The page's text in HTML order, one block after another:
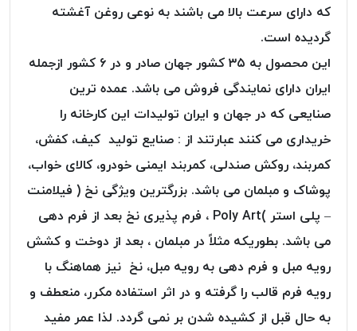
پلیسه
کرد
OMEGA
نخ
توری
پلیسه
پلاس
PPLUS
نخ
توری
پلیسه
بتا
KORD
BETA
که دارای سرعت بالا می باشند به نوعی روغن آغشته
گردیده است.
این محصول به ۳۵ کشور جهان صادر و در ۶ کشور ازجمله
ایران دارای نمایندگی فروش می باشد. عمده ترین
صنایعی که در جهان و ایران تولیدات این کارخانه را
خریداری می کنند عبارتند از : صنایع تولید کیف، کفش،
کمربند، روکش صندلی، کمربند ایمنی خودرو، کالای خواب،
پوشاک و مبلمان می باشد. بزرگترین ویژگی نخ ( فیلامنت
– پلی استر )Poly Art ، فرم پذیری نخ بعد از فرم دهی
می باشد. بطوریکه مثلاً در مبلمان ، بعد از دوخت و کشش
رویه مبل و فرم دهی به رویه مبل، نخ نیز هماهنگ با
رویه فرم قالب را گرفته و در اثر استفاده مکرر، منعطف و
به حال قبل از کشیده شدن بر نمی گردد. لذا عمر مفید